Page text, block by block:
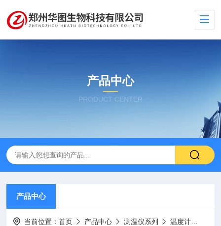
产品中心
PRODUCT CENTER
产品中心
当前位置：首页 产品中心 测温仪系列 温度计